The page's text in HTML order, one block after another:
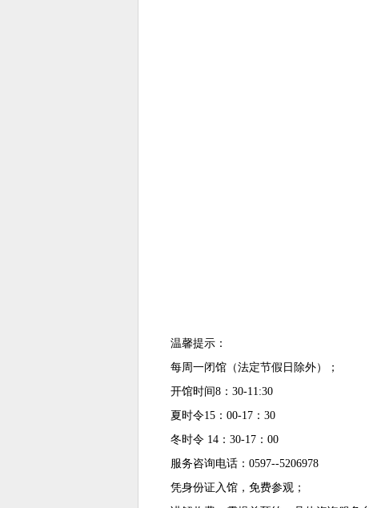
温馨提示：
每周一闭馆（法定节假日除外）；
开馆时间8 ： 30-11:30
夏时令15 ： 00-17 ： 30
冬时令 14 ： 30-17 ： 00
服务咨询电话： 0597--5206978
凭身份证入馆，免费参观；